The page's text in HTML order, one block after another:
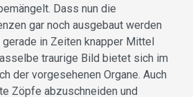
Dass nun die
gar noch ausgebaut werden
in Zeiten knapper Mittel
traurige Bild bietet sich im
der vorgesehenen Organe. Auch
Zöpfe abzuschneiden und